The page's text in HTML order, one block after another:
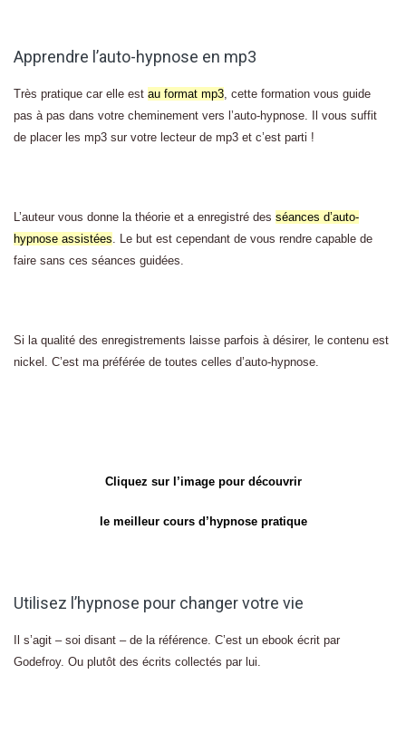
Apprendre l’auto-hypnose en mp3
Très pratique car elle est au format mp3 , cette formation vous guide
pas à pas dans votre cheminement vers l’auto-hypnose. Il vous suffit
de placer les mp3 sur votre lecteur de mp3 et c’est parti !
L’auteur vous donne la théorie et a enregistré des séances d’auto-
hypnose assistées . Le but est cependant de vous rendre capable de
faire sans ces séances guidées.
Si la qualité des enregistrements laisse parfois à désirer, le contenu est
nickel. C’est ma préférée de toutes celles d’auto-hypnose.
Cliquez sur l’image pour découvrir
le meilleur cours d’hypnose pratique
Utilisez l’hypnose pour changer votre vie
Il s’agit – soi disant – de la référence. C’est un ebook écrit par
Godefroy. Ou plutôt des écrits collectés par lui.